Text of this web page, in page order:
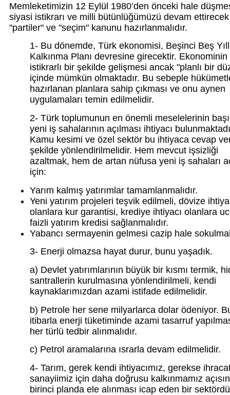
Memleketimizin 12 Eylül 1980’den önceki hale
siyasi istikrarı ve milli bütünlüğümüzü devam
"partiler" ve "seçim" kanunu hazırlanmalıdır.
1- Bu dönemde, Türk ekonomisi, Beşinci Beş
Kalkınma Planı devresine girecektir. Ekonominin
istikrarlı bir şekilde gelişmesi ancak "planlı bir
içinde mümkün olmaktadır. Bu sebeple
hazırlanan planlara sahip çıkması ve onu aynen
uygulamaları temin edilmelidir.
2- Türk toplumunun en önemli meselelerinin
yeni iş sahalarının açılması ihtiyacı
Kamu kesimi ve özel sektör bu ihtiyaca cevap
şekilde yönlendirilmelidir. Hem mevcut işsizliği
azaltmak, hem de artan nüfusa yeni iş sahaları
için:
Yarım kalmış yatırımlar tamamlanmalıdır.
Yeni yatırım projeleri teşvik edilmeli, dövize
olanlara kur garantisi, krediye ihtiyacı olanlara
faizli yatırım kredisi sağlanmalıdır.
Yabancı sermayenin gelmesi cazip hale
3- Enerji olmazsa hayat durur, bunu yaşadık.
a) Devlet yatırımlarının büyük bir kısmı termik,
santrallerin kurulmasına yönlendirilmeli, kendi
kaynaklarımızdan azami istifade edilmelidir.
b) Petrole her sene milyarlarca dolar ödeniyor.
itibarla enerji tüketiminde azami tasarruf
her türlü tedbir alınmalıdır.
c) Petrol aramalarına ısrarla devam edilmelidir.
4- Tarım, gerek kendi ihtiyacımız, gerekse
sanayiimiz için daha doğrusu kalkınmamız
birinci planda ele alınması icap eden bir